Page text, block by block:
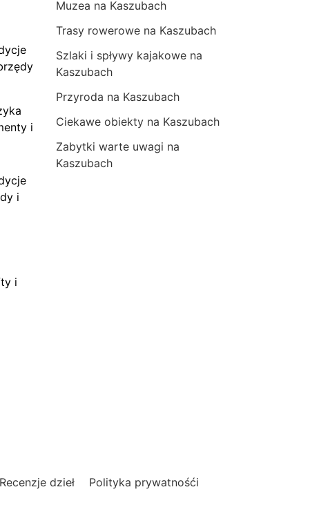
i
i
i
Muzea na Kaszubach
Trasy rowerowe na Kaszubach
Szlaki i spływy kajakowe na
Kaszubach
Przyroda na Kaszubach
Ciekawe obiekty na Kaszubach
Zabytki warte uwagi na
Kaszubach
Recenzje dzieł Polityka prywatnośći